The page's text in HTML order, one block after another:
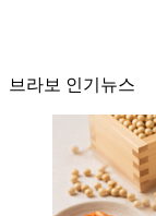
브라보 인기뉴스